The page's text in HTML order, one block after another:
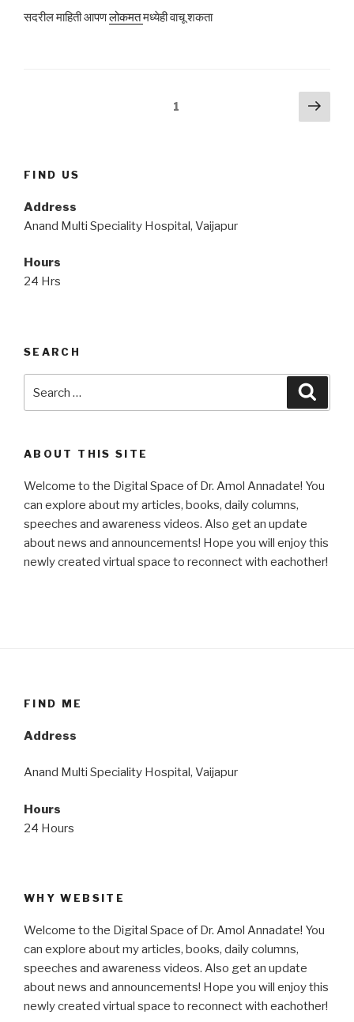
सदरील माहिती आपणलोकमतमध्येही वाचू शकता
1
Next
FIND US
Address
Anand Multi Speciality Hospital, Vaijapur
Hours
24 Hrs
SEARCH
ABOUT THIS SITE
Welcome to the Digital Space of Dr. Amol Annadate! You
can explore about my articles, books, daily columns,
speeches and awareness videos. Also get an update
about news and announcements! Hope you will enjoy this
newly created virtual space to reconnect with eachother!
FIND ME
Address
Anand Multi Speciality Hospital, Vaijapur
Hours
24 Hours
WHY WEBSITE
Welcome to the Digital Space of Dr. Amol Annadate! You
can explore about my articles, books, daily columns,
speeches and awareness videos. Also get an update
about news and announcements! Hope you will enjoy this
newly created virtual space to reconnect with eachother!